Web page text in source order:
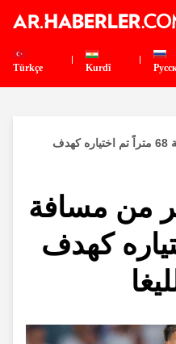
Kurdî
Türkçe
هدف أردا غولر من مسافة 68 متراً تم اختياره كهدف
من مسافة
كهدف